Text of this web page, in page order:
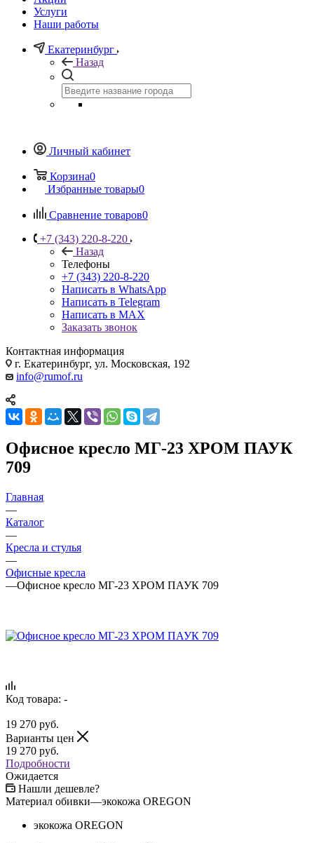
Услуги
Наши работы
Екатеринбург
Назад
Личный кабинет
Корзина0
Избранные товары0
Сравнение товаров0
+7 (343) 220-8-220
Назад
Телефоны
+7 (343) 220-8-220
Написать в WhatsApp
Написать в Telegram
Написать в MAX
Заказать звонок
Контактная информация
г. Екатеринбург, ул. Московская, 192
info@rumof.ru
Офисное кресло МГ-23 ХРОМ ПАУК
709
Главная
—
Каталог
—
Кресла и стулья
—
Офисные кресла
—Офисное кресло МГ-23 ХРОМ ПАУК 709
Код товара: -
19 270 руб.
Варианты цен
19 270 руб.
Подробности
Ожидается
Нашли дешевле?
Материал обивки—экокожа OREGON
экокожа OREGON